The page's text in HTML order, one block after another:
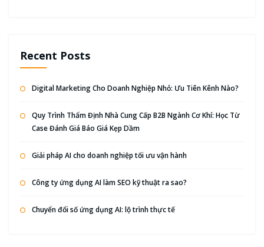
Recent Posts
Digital Marketing Cho Doanh Nghiệp Nhỏ: Ưu Tiên Kênh Nào?
Quy Trình Thẩm Định Nhà Cung Cấp B2B Ngành Cơ Khí: Học Từ
Case Đánh Giá Báo Giá Kẹp Dầm
Giải pháp AI cho doanh nghiệp tối ưu vận hành
Công ty ứng dụng AI làm SEO kỹ thuật ra sao?
Chuyển đổi số ứng dụng AI: lộ trình thực tế